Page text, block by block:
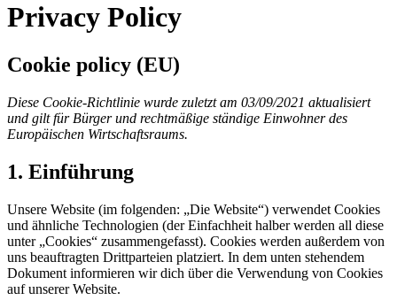
Privacy Policy
Cookie policy (EU)
Diese Cookie-Richtlinie wurde zuletzt am 03/09/2021 aktualisiert
und gilt für Bürger und rechtmäßige ständige Einwohner des
Europäischen Wirtschaftsraums.
1. Einführung
Unsere Website (im folgenden: „Die Website“) verwendet Cookies
und ähnliche Technologien (der Einfachheit halber werden all diese
unter „Cookies“ zusammengefasst). Cookies werden außerdem von
uns beauftragten Drittparteien platziert. In dem unten stehendem
Dokument informieren wir dich über die Verwendung von Cookies
auf unserer Website.